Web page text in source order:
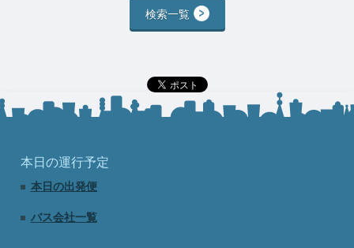
検索一覧
本日の運行予定
本日の出発便
バス会社一覧